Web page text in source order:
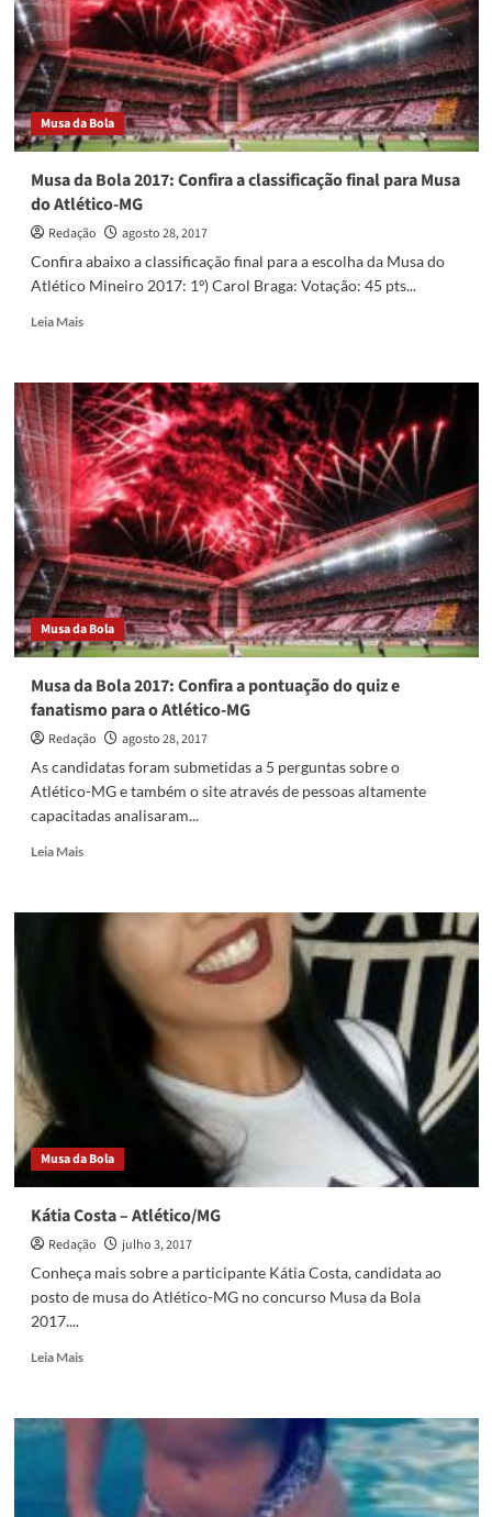
Musa
do
Atlético-
MG
Musa da Bola
Musa da Bola 2017: Confira a classificação final para Musa
do Atlético-MG
Redação
agosto 28, 2017
Confira abaixo a classificação final para a escolha da Musa do
Atlético Mineiro 2017: 1º) Carol Braga: Votação: 45 pts...
Leia MaisRead
Musa
da
Bola
2017:
Confira
a
classificação
final
para
Musa
do
Atlético-
MG
Musa da Bola
Musa da Bola 2017: Confira a pontuação do quiz e
fanatismo para o Atlético-MG
Redação
agosto 28, 2017
As candidatas foram submetidas a 5 perguntas sobre o
Atlético-MG e também o site através de pessoas altamente
capacitadas analisaram...
Leia MaisRead
Musa
Bola
2017:
Confira
o
Musa da Bola
Kátia Costa – Atlético/MG
Redação
julho 3, 2017
Conheça mais sobre a participante Kátia Costa, candidata ao
posto de musa do Atlético-MG no concurso Musa da Bola
2017....
Leia MaisRead
Kátia